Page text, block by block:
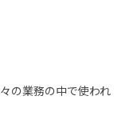
の業務の中で使われ